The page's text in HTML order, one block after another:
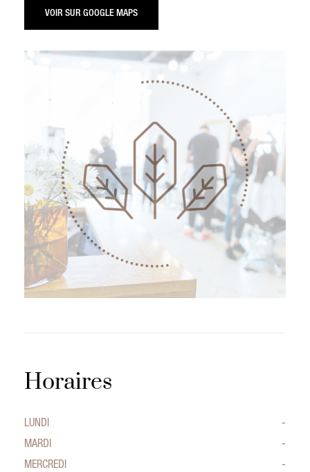
VOIR SUR GOOGLE MAPS
Horaires
LUNDI
-
MARDI
-
MERCREDI
-